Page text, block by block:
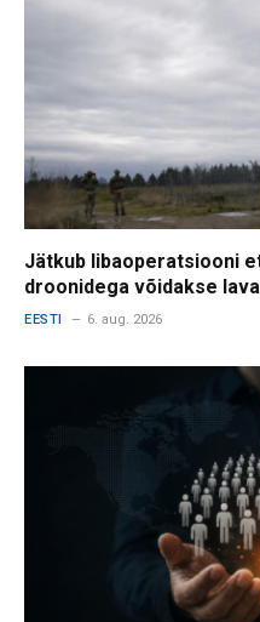
Jätkub libaoperatsiooni
droonidega võidakse
EESTI 6. aug. 2026